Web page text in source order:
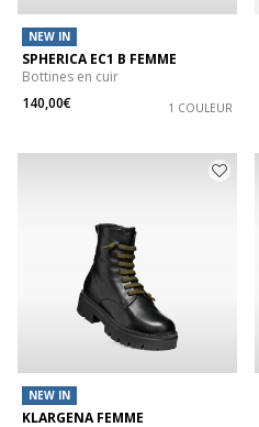
NEW IN
SPHERICA EC1 B FEMME
Bottines en cuir
140,00€
1 COULEUR
NEW IN
KLARGENA FEMME